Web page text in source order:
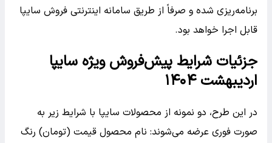
برنامه‌ریزی شده و صرفاً از طریق سامانه اینترنتی فروش سایپا
قابل اجرا خواهد بود.
جزئیات شرایط پیش‌فروش ویژه سایپا
اردیبهشت ۱۴۰۴
در این طرح، دو نمونه از محصولات سایپا با شرایط زیر به
صورت فوری عرضه می‌شوند: نام محصول قیمت (تومان) رنگ